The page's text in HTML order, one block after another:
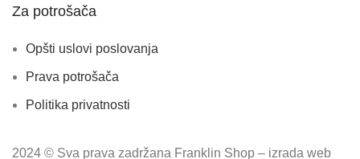
Za potrošača
Opšti uslovi poslovanja
Prava potrošača
Politika privatnosti
2024 © Sva prava zadržana Franklin Shop – izrada web